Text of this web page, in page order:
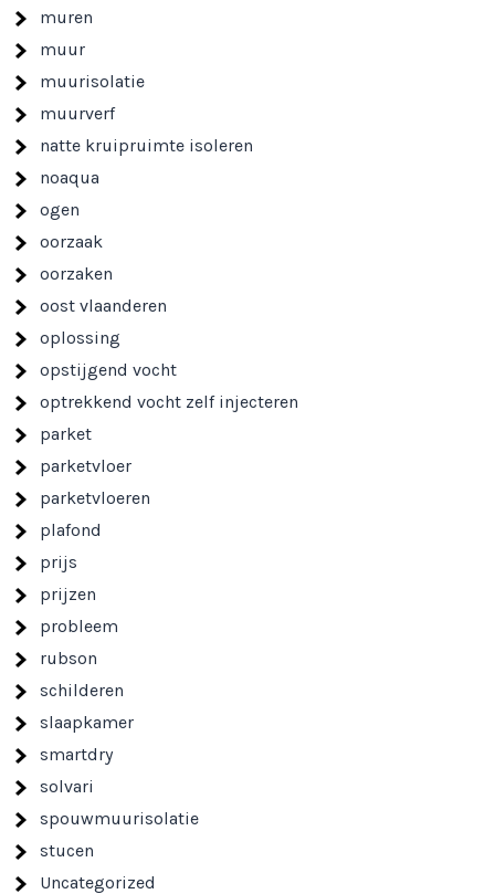
muren
muur
muurisolatie
muurverf
natte kruipruimte isoleren
noaqua
ogen
oorzaak
oorzaken
oost vlaanderen
oplossing
opstijgend vocht
optrekkend vocht zelf injecteren
parket
parketvloer
parketvloeren
plafond
prijs
prijzen
probleem
rubson
schilderen
slaapkamer
smartdry
solvari
spouwmuurisolatie
stucen
Uncategorized